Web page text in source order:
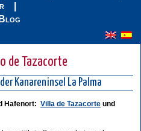
Blog
de Tazacorte
Kanareninsel La Palma
Hafenort: Villa de Tazacorte und